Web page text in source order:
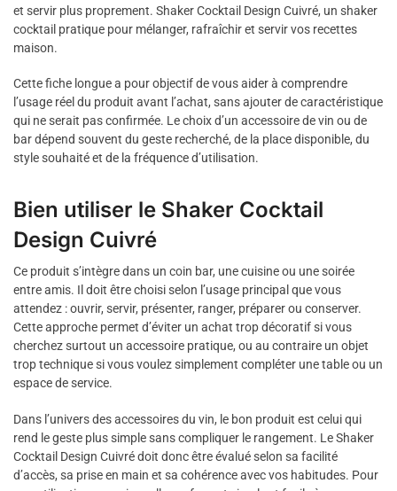
et servir plus proprement. Shaker Cocktail Design Cuivré, un shaker
cocktail pratique pour mélanger, rafraîchir et servir vos recettes
maison.
Cette fiche longue a pour objectif de vous aider à comprendre
l’usage réel du produit avant l’achat, sans ajouter de caractéristique
qui ne serait pas confirmée. Le choix d’un accessoire de vin ou de
bar dépend souvent du geste recherché, de la place disponible, du
style souhaité et de la fréquence d’utilisation.
Bien utiliser le Shaker Cocktail
Design Cuivré
Ce produit s’intègre dans un coin bar, une cuisine ou une soirée
entre amis. Il doit être choisi selon l’usage principal que vous
attendez : ouvrir, servir, présenter, ranger, préparer ou conserver.
Cette approche permet d’éviter un achat trop décoratif si vous
cherchez surtout un accessoire pratique, ou au contraire un objet
trop technique si vous voulez simplement compléter une table ou un
espace de service.
Dans l’univers des accessoires du vin, le bon produit est celui qui
rend le geste plus simple sans compliquer le rangement. Le Shaker
Cocktail Design Cuivré doit donc être évalué selon sa facilité
d’accès, sa prise en main et sa cohérence avec vos habitudes. Pour